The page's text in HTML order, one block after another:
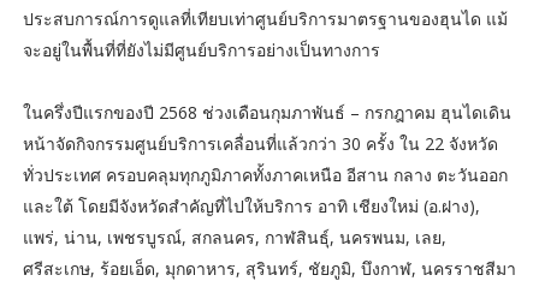
ประสบการณ์การดูแลที่เทียบเท่าศูนย์บริการมาตรฐานของฮุนได แม้
จะอยู่ในพื้นที่ที่ยังไม่มีศูนย์บริการอย่างเป็นทางการ
ในครึ่งปีแรกของปี 2568 ช่วงเดือนกุมภาพันธ์ – กรกฎาคม ฮุนไดเดิน
หน้าจัดกิจกรรมศูนย์บริการเคลื่อนที่แล้วกว่า 30 ครั้ง ใน 22 จังหวัด
ทั่วประเทศ ครอบคลุมทุกภูมิภาคทั้งภาคเหนือ อีสาน กลาง ตะวันออก
และใต้ โดยมีจังหวัดสำคัญที่ไปให้บริการ อาทิ เชียงใหม่ (อ.ฝาง),
แพร่, น่าน, เพชรบูรณ์, สกลนคร, กาฬสินธุ์, นครพนม, เลย,
ศรีสะเกษ, ร้อยเอ็ด, มุกดาหาร, สุรินทร์, ชัยภูมิ, บึงกาฬ, นครราชสีมา